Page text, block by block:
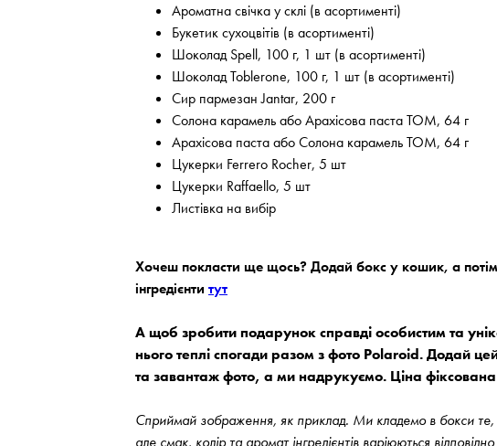
Ароматна свічка у склі (в асортименті)
Букетик сухоцвітів (в асортименті)
Шоколад Spell, 100 г, 1 шт (в асортименті)
Шоколад Toblerone, 100 г, 1 шт (в асортименті)
Сир пармезан Jantar, 200 г
Солона карамель або Арахісова паста ТОМ, 64 г
Арахісова паста або Солона карамель ТОМ, 64 г
Цукерки Ferrero Rocher, 5 шт
Цукерки Raffaello, 5 шт
Листівка на вибір
Хочеш покласти ще щось? Додай бокс у кошик, а потім
інгредієнти тут
А щоб зробити подарунок справді особистим та
нього теплі спогади разом з фото Polaroid. Додай
та завантаж фото, а ми надрукуємо. Ціна
Сприймай зображення, як приклад. Ми кладемо в бокси те,